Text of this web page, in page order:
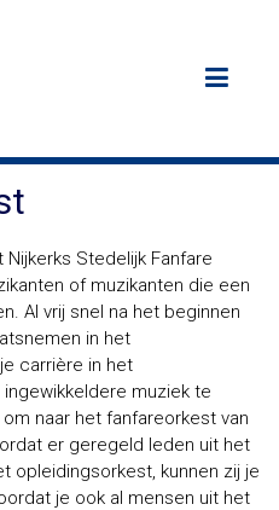
Stedelijk Fanfare
of muzikanten die een
Al vrij snel na het beginnen
in het
carrière in het
muziek te
naar het fanfareorkest van
er geregeld leden uit het
opleidingsorkest, kunnen zij je
je ook al mensen uit het